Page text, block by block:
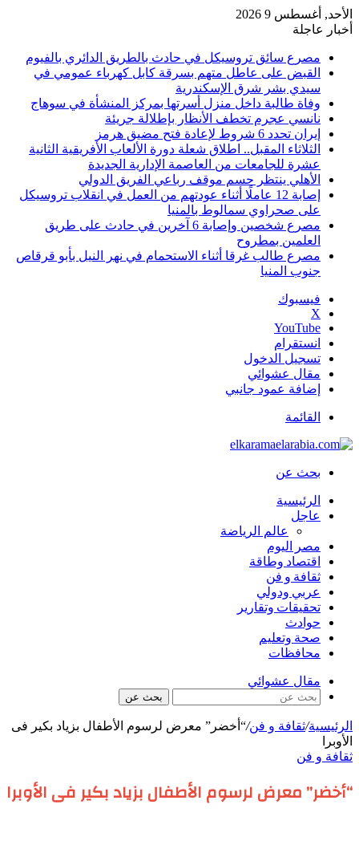
الأحد, أغسطس 9 2026
أخبار عاجلة
مصرع سائق تروسيكل في حادث بالطريق الدائري بالفيوم
القبض على عاطل متهم بسرقة كابل كهرباء عمومي في
سيدي بشر شرق الإسكندرية
وفاة طالبة داخل منزل أسرتها بمركز المنشأة في سوهاج
نانسي عجرم تخطف الأنظار بإطلالة جريئة
إيران تحدد 6 شروط لإعادة فتح مضيق هرمز
الثلاثاء المقبل.. اطلاق شعلة دورة الألعاب الأفريقية الثانية
عشرة للجامعات من العاصمة الإدارية الجديدة
الأهلي ينتظر حسم موقف رباعي الفريق الدولي
إصابة 12 عاملًا أثناء عودتهم من العمل في انقلاب تروسيكل
على صحراوي سمالوط بالمنيا
مصرع شخصين وإصابة 6 آخرين في حادث على طريق
العلمين بمطروح
مصرع طالب غرقا أثناء الاستحمام في نهر النيل بأبو قرقاص
جنوب المنيا
فيسبوك
‫X
‫YouTube
انستقرام
تسجيل الدخول
مقال عشوائي
إضافة عمود جانبي
القائمة
بحث عن
الرئيسية
عاجل
عالم الرياضة
مصر اليوم
اقتصاد وطاقة
ثقافة و فن
عربي ودولي
تحقيقات وتقارير
حوادث
صحة وتعليم
محافظات
مقال عشوائي
بحث عن
الرئيسية/ثقافة و فن/“أخضر” معرض لرسوم الأطفال بزياد بكير فى
الأوبرا
ثقافة و فن
“أخضر” معرض لرسوم الأطفال بزياد بكير فى الأوبرا